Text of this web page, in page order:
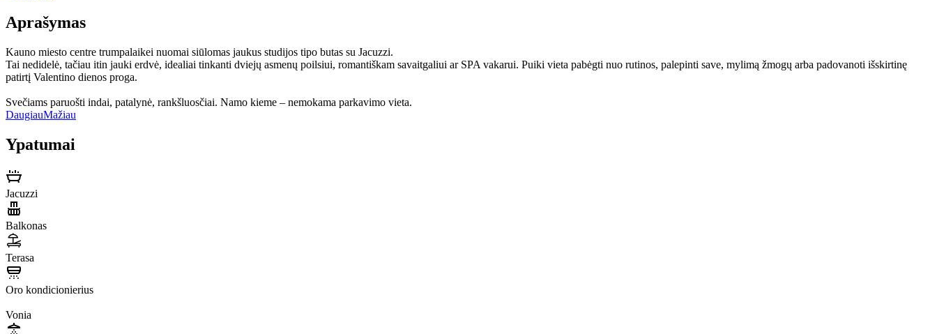
Aprašymas
Kauno miesto centre trumpalaikei nuomai siūlomas jaukus studijos tipo butas su Jacuzzi.
Tai nedidelė, tačiau itin jauki erdvė, idealiai tinkanti dviejų asmenų poilsiui, romantiškam savaitgaliui ar SPA vakarui. Puiki vieta pabėgti nuo rutinos, palepinti save, mylimą žmogų arba padovanoti išskirtinę
patirtį Valentino dienos proga.
Svečiams paruošti indai, patalynė, rankšluosčiai. Namo kieme – nemokama parkavimo vieta.
DaugiauMažiau
Ypatumai
Jacuzzi
Balkonas
Terasa
Oro kondicionierius
Vonia